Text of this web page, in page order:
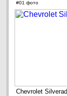
#01 фото
Chevrolet